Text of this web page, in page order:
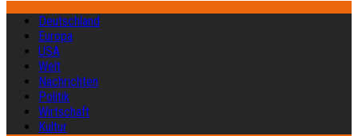
Deutschland
Europa
USA
Welt
Nachrichten
Politik
Wirtschaft
Kultur